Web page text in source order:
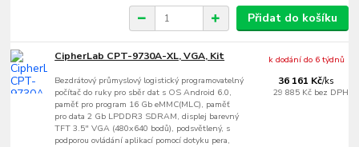
Přidat do košíku
CipherLab CPT-9730A-XL, VGA, Kit
Bezdrátový průmyslový logistický programovatelný
počítač do ruky pro sběr dat s OS Android 6.0,
paměť pro program 16 Gb eMMC(MLC), paměť
pro data 2 Gb LPDDR3 SDRAM, displej barevný
TFT 3.5" VGA (480x640 bodů), podsvětlený, s
podporou ovládání aplikací pomocí dotyku pera,
36 161 Kč/ks
29 885 Kč bez DPH
k dodání do 6 týdnů